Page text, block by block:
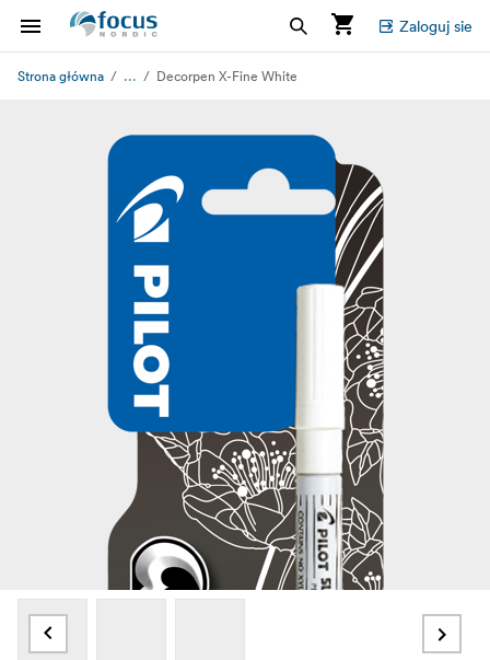
Zaloguj sie
Strona główna ... Decorpen X-Fine White